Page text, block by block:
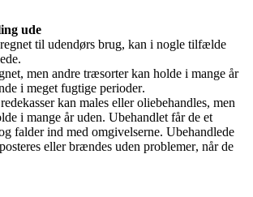
ude
til udendørs brug, kan i nogle tilfælde
men andre træsorter kan holde i mange år
i meget fugtige perioder.
kan males eller oliebehandles, men
i mange år uden. Ubehandlet får de et
falder ind med omgivelserne. Ubehandlede
eller brændes uden problemer, når de